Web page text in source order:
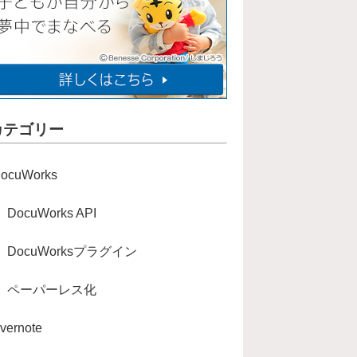
テゴリー
DocuWorks API
DocuWorksプラグイン
ペーパーレス化